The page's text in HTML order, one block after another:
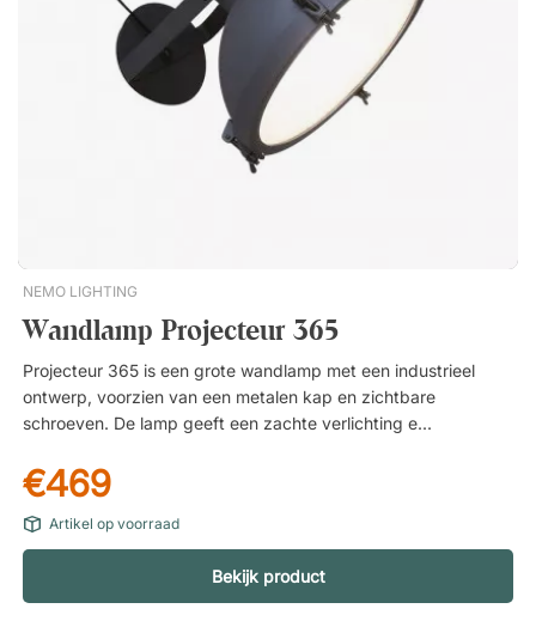
100% = 5u Let op: de lamp wordt geleverd met een USB-
oplader zonder een adapter.Obello is een draagbare tafellamp
van mondgeblazen glas die buiten kan worden gebruikt en
wordt opgeladen via USB. Met een geïntegreerde, dimbare
LED is Obello ideaal voor sfeervolle verlichting op het balkon
of in de tuin. Tot 40 uur lichtduur. Korte oplaadtijd van 4,5 uur.
Kan tegen licht regenachtig weer. Gehard glas zorgt voor een
NEMO LIGHTING
Wandlamp Projecteur 365
Projecteur 365 is een grote wandlamp met een industrieel
ontwerp, voorzien van een metalen kap en zichtbare
schroeven. De lamp geeft een zachte verlichting en heeft een
licht. Geïntegreerde Aan/Uit-schakelaar met dimfunctie.
Zandstraal glasplaat die een zachte verlichting biedt. Voor
binnengebruik (afbeeldingen tonen een variant van de lamp
die voor buitengebruik is aangepast).
€469
Artikel op voorraad
Bekijk product